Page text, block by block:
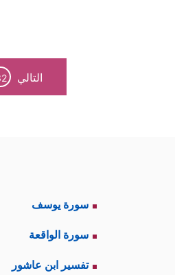
التالي
سورة يوسف
سورة الواقعة
تفسير ابن عاشور